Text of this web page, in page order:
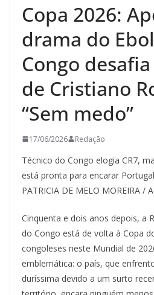
Copa 2026:
drama do
Congo
de Cristiano
“Sem medo”
17/06/2026 Redação
Técnico do Congo elogia CR7,
está pronta para encarar
PATRICIA DE MELO MOREIRA /
Cinquenta e dois anos depois, a
do Congo está de volta à Copa
congoleses neste Mundial de
emblemática: o país, que
duríssima devido a um surto